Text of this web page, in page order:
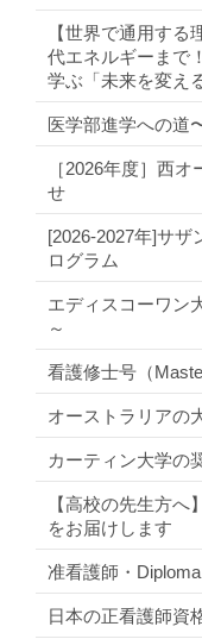
【世界で通用す
代エネルギーまで
学ぶ「未来を変え
医学部進学への道
［2026年度］西
せ
[2026-2027年]サ
ログラム
エディスコーワン
～
看護修士号（
オーストラリアの
カーティン大学の
【高校の先生方
をお届けします
准看護師・
日本の正看護師資